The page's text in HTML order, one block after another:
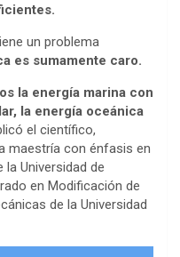
un problema
es sumamente caro.
la energía marina con
la energía oceánica
el científico,
maestría con énfasis en
la Universidad de
en Modificación de
de la Universidad